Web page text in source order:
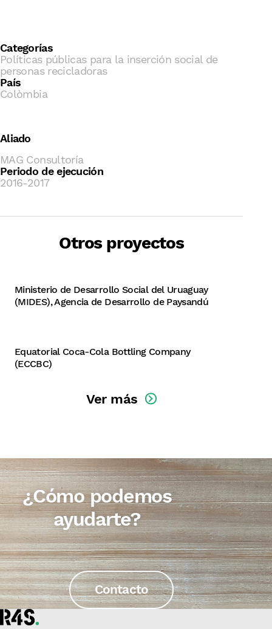
Categorías
Políticas públicas para la inserción social de
personas recicladoras
País
Colòmbia
Aliado
MAG Consultoría
Periodo de ejecución
2016-2017
Otros proyectos
en Paysandú (Uruguay)
Ministerio de Desarrollo Social del Uruaguay
(MIDES), Agencia de Desarrollo de Paysandú
reciclaje de envases de bebidas en
Conakry (Guinea)
Equatorial Coca-Cola Bottling Company
(ECCBC)
Ver más
¿Cómo podemos
ayudarte?
Contacto